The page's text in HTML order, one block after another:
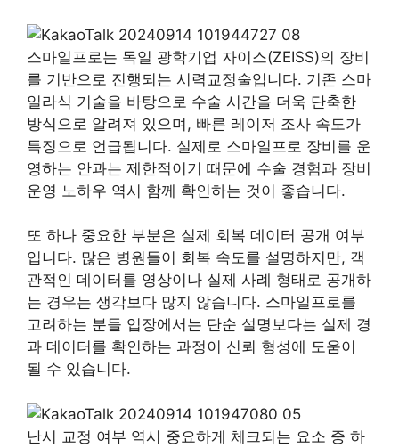
스마일프로는 독일 광학기업 자이스(ZEISS)의 장비
를 기반으로 진행되는 시력교정술입니다. 기존 스마
일라식 기술을 바탕으로 수술 시간을 더욱 단축한
방식으로 알려져 있으며, 빠른 레이저 조사 속도가
특징으로 언급됩니다. 실제로 스마일프로 장비를 운
영하는 안과는 제한적이기 때문에 수술 경험과 장비
운영 노하우 역시 함께 확인하는 것이 좋습니다.
또 하나 중요한 부분은 실제 회복 데이터 공개 여부
입니다. 많은 병원들이 회복 속도를 설명하지만, 객
관적인 데이터를 영상이나 실제 사례 형태로 공개하
는 경우는 생각보다 많지 않습니다. 스마일프로를
고려하는 분들 입장에서는 단순 설명보다는 실제 경
과 데이터를 확인하는 과정이 신뢰 형성에 도움이
될 수 있습니다.
난시 교정 여부 역시 중요하게 체크되는 요소 중 하